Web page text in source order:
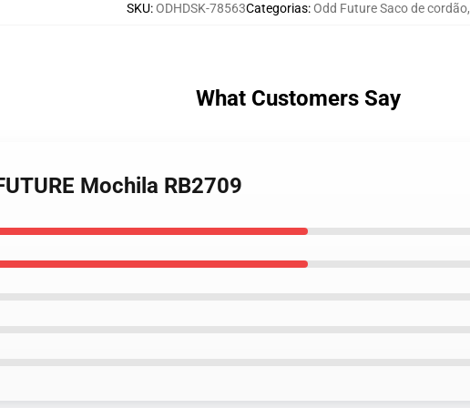
SKU:ODHDSK-78563Categorias:Odd Future Saco de cordão,
What Customers Say
Mochila RB2709